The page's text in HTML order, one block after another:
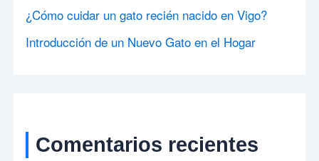
¿Cómo cuidar un gato recién nacido en Vigo?
Introducción de un Nuevo Gato en el Hogar
Comentarios recientes